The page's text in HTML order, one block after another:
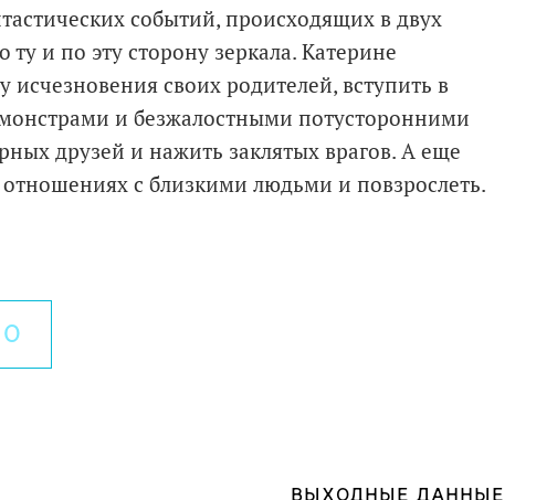
событий, происходящих в двух
и по эту сторону зеркала. Катерине
исчезновения своих родителей, вступить в
и безжалостными потусторонними
друзей и нажить заклятых врагов. А еще
отношениях с близкими людьми и повзрослеть.
0